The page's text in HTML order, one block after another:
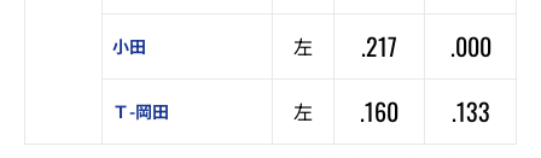
小田 左 .217 .000
Ｔ-岡田 左 .160 .133